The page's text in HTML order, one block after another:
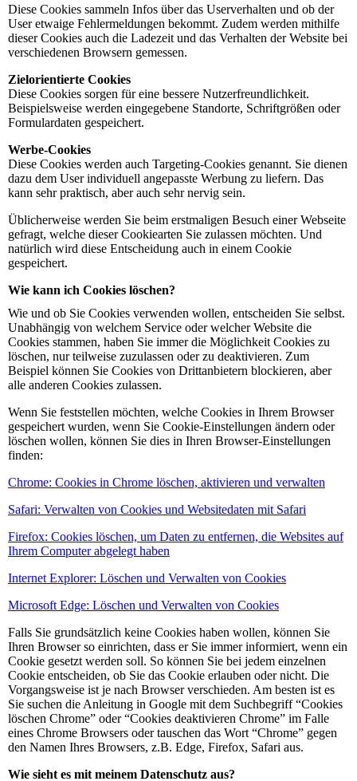
Diese Cookies sammeln Infos über das Userverhalten und ob der
User etwaige Fehlermeldungen bekommt. Zudem werden mithilfe
dieser Cookies auch die Ladezeit und das Verhalten der Website bei
verschiedenen Browsern gemessen.
Zielorientierte Cookies
Diese Cookies sorgen für eine bessere Nutzerfreundlichkeit.
Beispielsweise werden eingegebene Standorte, Schriftgrößen oder
Formulardaten gespeichert.
Werbe-Cookies
Diese Cookies werden auch Targeting-Cookies genannt. Sie dienen
dazu dem User individuell angepasste Werbung zu liefern. Das
kann sehr praktisch, aber auch sehr nervig sein.
Üblicherweise werden Sie beim erstmaligen Besuch einer Webseite
gefragt, welche dieser Cookiearten Sie zulassen möchten. Und
natürlich wird diese Entscheidung auch in einem Cookie
gespeichert.
Wie kann ich Cookies löschen?
Wie und ob Sie Cookies verwenden wollen, entscheiden Sie selbst.
Unabhängig von welchem Service oder welcher Website die
Cookies stammen, haben Sie immer die Möglichkeit Cookies zu
löschen, nur teilweise zuzulassen oder zu deaktivieren. Zum
Beispiel können Sie Cookies von Drittanbietern blockieren, aber
alle anderen Cookies zulassen.
Wenn Sie feststellen möchten, welche Cookies in Ihrem Browser
gespeichert wurden, wenn Sie Cookie-Einstellungen ändern oder
löschen wollen, können Sie dies in Ihren Browser-Einstellungen
finden:
Chrome: Cookies in Chrome löschen, aktivieren und verwalten
Safari: Verwalten von Cookies und Websitedaten mit Safari
Firefox: Cookies löschen, um Daten zu entfernen, die Websites auf
Ihrem Computer abgelegt haben
Internet Explorer: Löschen und Verwalten von Cookies
Microsoft Edge: Löschen und Verwalten von Cookies
Falls Sie grundsätzlich keine Cookies haben wollen, können Sie
Ihren Browser so einrichten, dass er Sie immer informiert, wenn ein
Cookie gesetzt werden soll. So können Sie bei jedem einzelnen
Cookie entscheiden, ob Sie das Cookie erlauben oder nicht. Die
Vorgangsweise ist je nach Browser verschieden. Am besten ist es
Sie suchen die Anleitung in Google mit dem Suchbegriff “Cookies
löschen Chrome” oder “Cookies deaktivieren Chrome” im Falle
eines Chrome Browsers oder tauschen das Wort “Chrome” gegen
den Namen Ihres Browsers, z.B. Edge, Firefox, Safari aus.
Wie sieht es mit meinem Datenschutz aus?